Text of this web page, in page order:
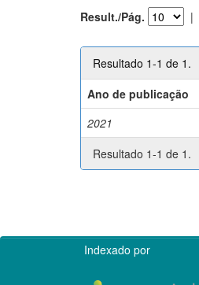
Result./Pág. |
Resultado 1-1 de 1.
Ano de publicação
2021
Resultado 1-1 de 1.
Indexado por